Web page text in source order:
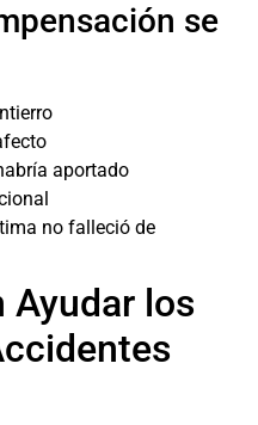
se
aportado
no falleció de
Ayudar los